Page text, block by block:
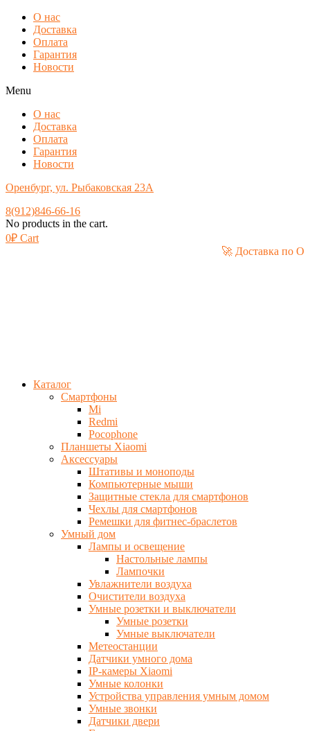
О нас
Доставка
Оплата
Гарантия
Новости
Menu
О нас
Доставка
Оплата
Гарантия
Новости
Оренбург, ул. Рыбаковская 23А
8(912)846-66-16
No products in the cart.
0₽ Cart
🚀
Каталог
Смартфоны
Mi
Redmi
Pocophone
Планшеты Xiaomi
Аксессуары
Штативы и моноподы
Компьютерные мыши
Защитные стекла для смартфонов
Чехлы для смартфонов
Ремешки для фитнес-браслетов
Умный дом
Лампы и освещение
Настольные лампы
Лампочки
Увлажнители воздуха
Очистители воздуха
Умные розетки и выключатели
Умные розетки
Умные выключатели
Метеостанции
Датчики умного дома
IP-камеры Xiaomi
Умные колонки
Устройства управления умным домом
Умные звонки
Датчики двери